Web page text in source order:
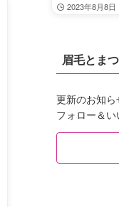
2023年8月8日
眉毛とま
更新のお知ら
フォロー＆い